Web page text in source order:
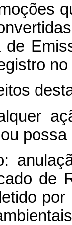
de
de